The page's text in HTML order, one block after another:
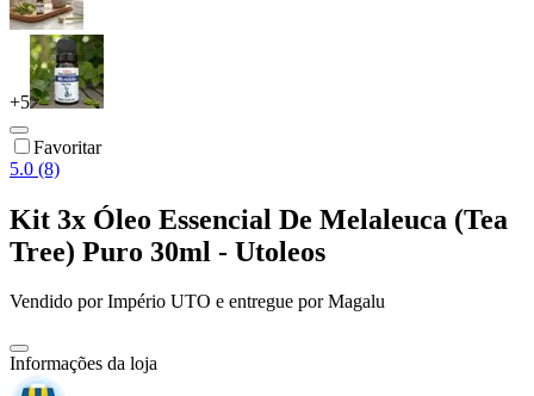
+5
Favoritar
5.0 (8)
Kit 3x Óleo Essencial De Melaleuca (Tea
Tree) Puro 30ml - Utoleos
Vendido porImpério UTO e entregue por Magalu
Informações da loja